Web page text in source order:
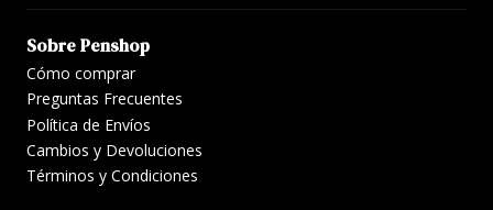
Sobre Penshop
Cómo comprar
Preguntas Frecuentes
Política de Envíos
Cambios y Devoluciones
Términos y Condiciones